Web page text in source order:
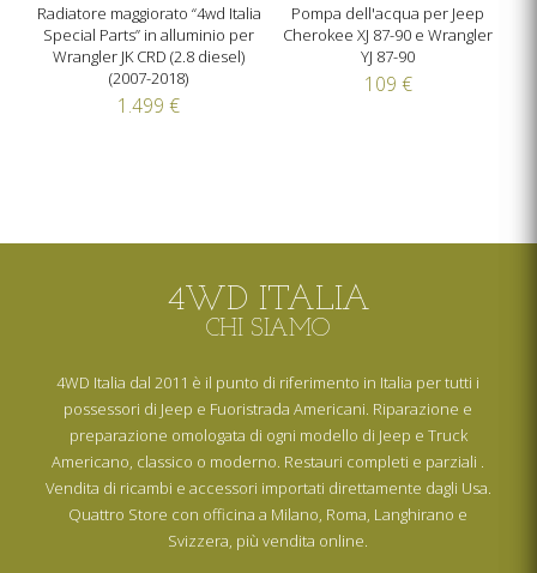
Radiatore maggiorato “4wd Italia
Special Parts” in alluminio per
Wrangler JK CRD (2.8 diesel)
(2007-2018)
1.499 €
Pompa dell'acqua per Jeep
Cherokee XJ 87-90 e Wrangler
YJ 87-90
109 €
4WD ITALIA
CHI SIAMO
4WD Italia dal 2011 è il punto di riferimento in Italia per tutti i
possessori di Jeep e Fuoristrada Americani. Riparazione e
preparazione omologata di ogni modello di Jeep e Truck
Americano, classico o moderno. Restauri completi e parziali .
Vendita di ricambi e accessori importati direttamente dagli Usa.
Quattro Store con officina a Milano, Roma, Langhirano e
Svizzera, più vendita online.